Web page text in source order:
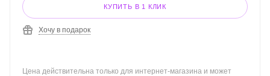
КУПИТЬ В 1 КЛИК
Хочу в подарок
Цена действительна только для интернет-магазина и может